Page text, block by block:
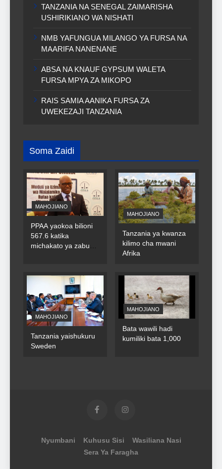
TANZANIA NA SENEGAL ZAIMARISHA
USHIRIKIANO WA NISHATI
NMB YAFUNGUA MILANGO YA FURSA NA
MAARIFA NANENANE
ABSA NA KNAUF GYPSUM WALETA
FURSA MPYA ZA MIKOPO
RAIS SAMIA AANIKA FURSA ZA
UWEKEZAJI TANZANIA
Soma Zaidi
MAHOJIANO
PPAA yaokoa bilioni
567.6 katika
michakato ya zabuni
MAHOJIANO
Tanzania ya kwanza
kilimo cha mwani
Afrika
MAHOJIANO
Tanzania yaishukuru
Sweden
MAHOJIANO
Bata wawili hadi
kumiliki bata 1,000
Nyumbani Kuhusu Sisi
Wasiliana Nasi
Sera Ya Faragha